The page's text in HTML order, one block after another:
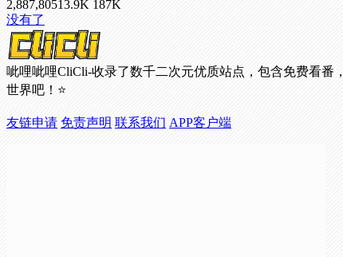
2,887,80513.9K 187K
没有了
呲哩呲哩CliCli-收录了数千二次元优质站点，包含免费看
世界吧！⭐
友链申请 免责声明 联系我们 APP客户端